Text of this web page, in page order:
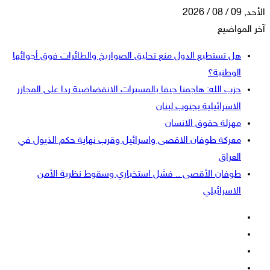
الأحد, 09 / 08 / 2026
آخر المواضيع
هل تستطيع الدول منع تحليق الصواريخ والطائرات فوق أجوائها
الوطنية؟
حزب الله: هاجمنا حيفا بالمسيرات الانقضاضية ردا على المجازر
الاسرائيلية بجنوب لبنان
مهزلة حقوق الانسان
معركة طوفان الاقصى واسرائيل وقرب نهاية حكم الذيول في
العراق
طوفان الأقصى .. فشل استخباري وسقوط نظرية الأمن
الاسرائيلي